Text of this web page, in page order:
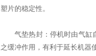
塑片的稳定性。
气垫热封：停机时由气缸
之缓冲作用，有利于延长机器